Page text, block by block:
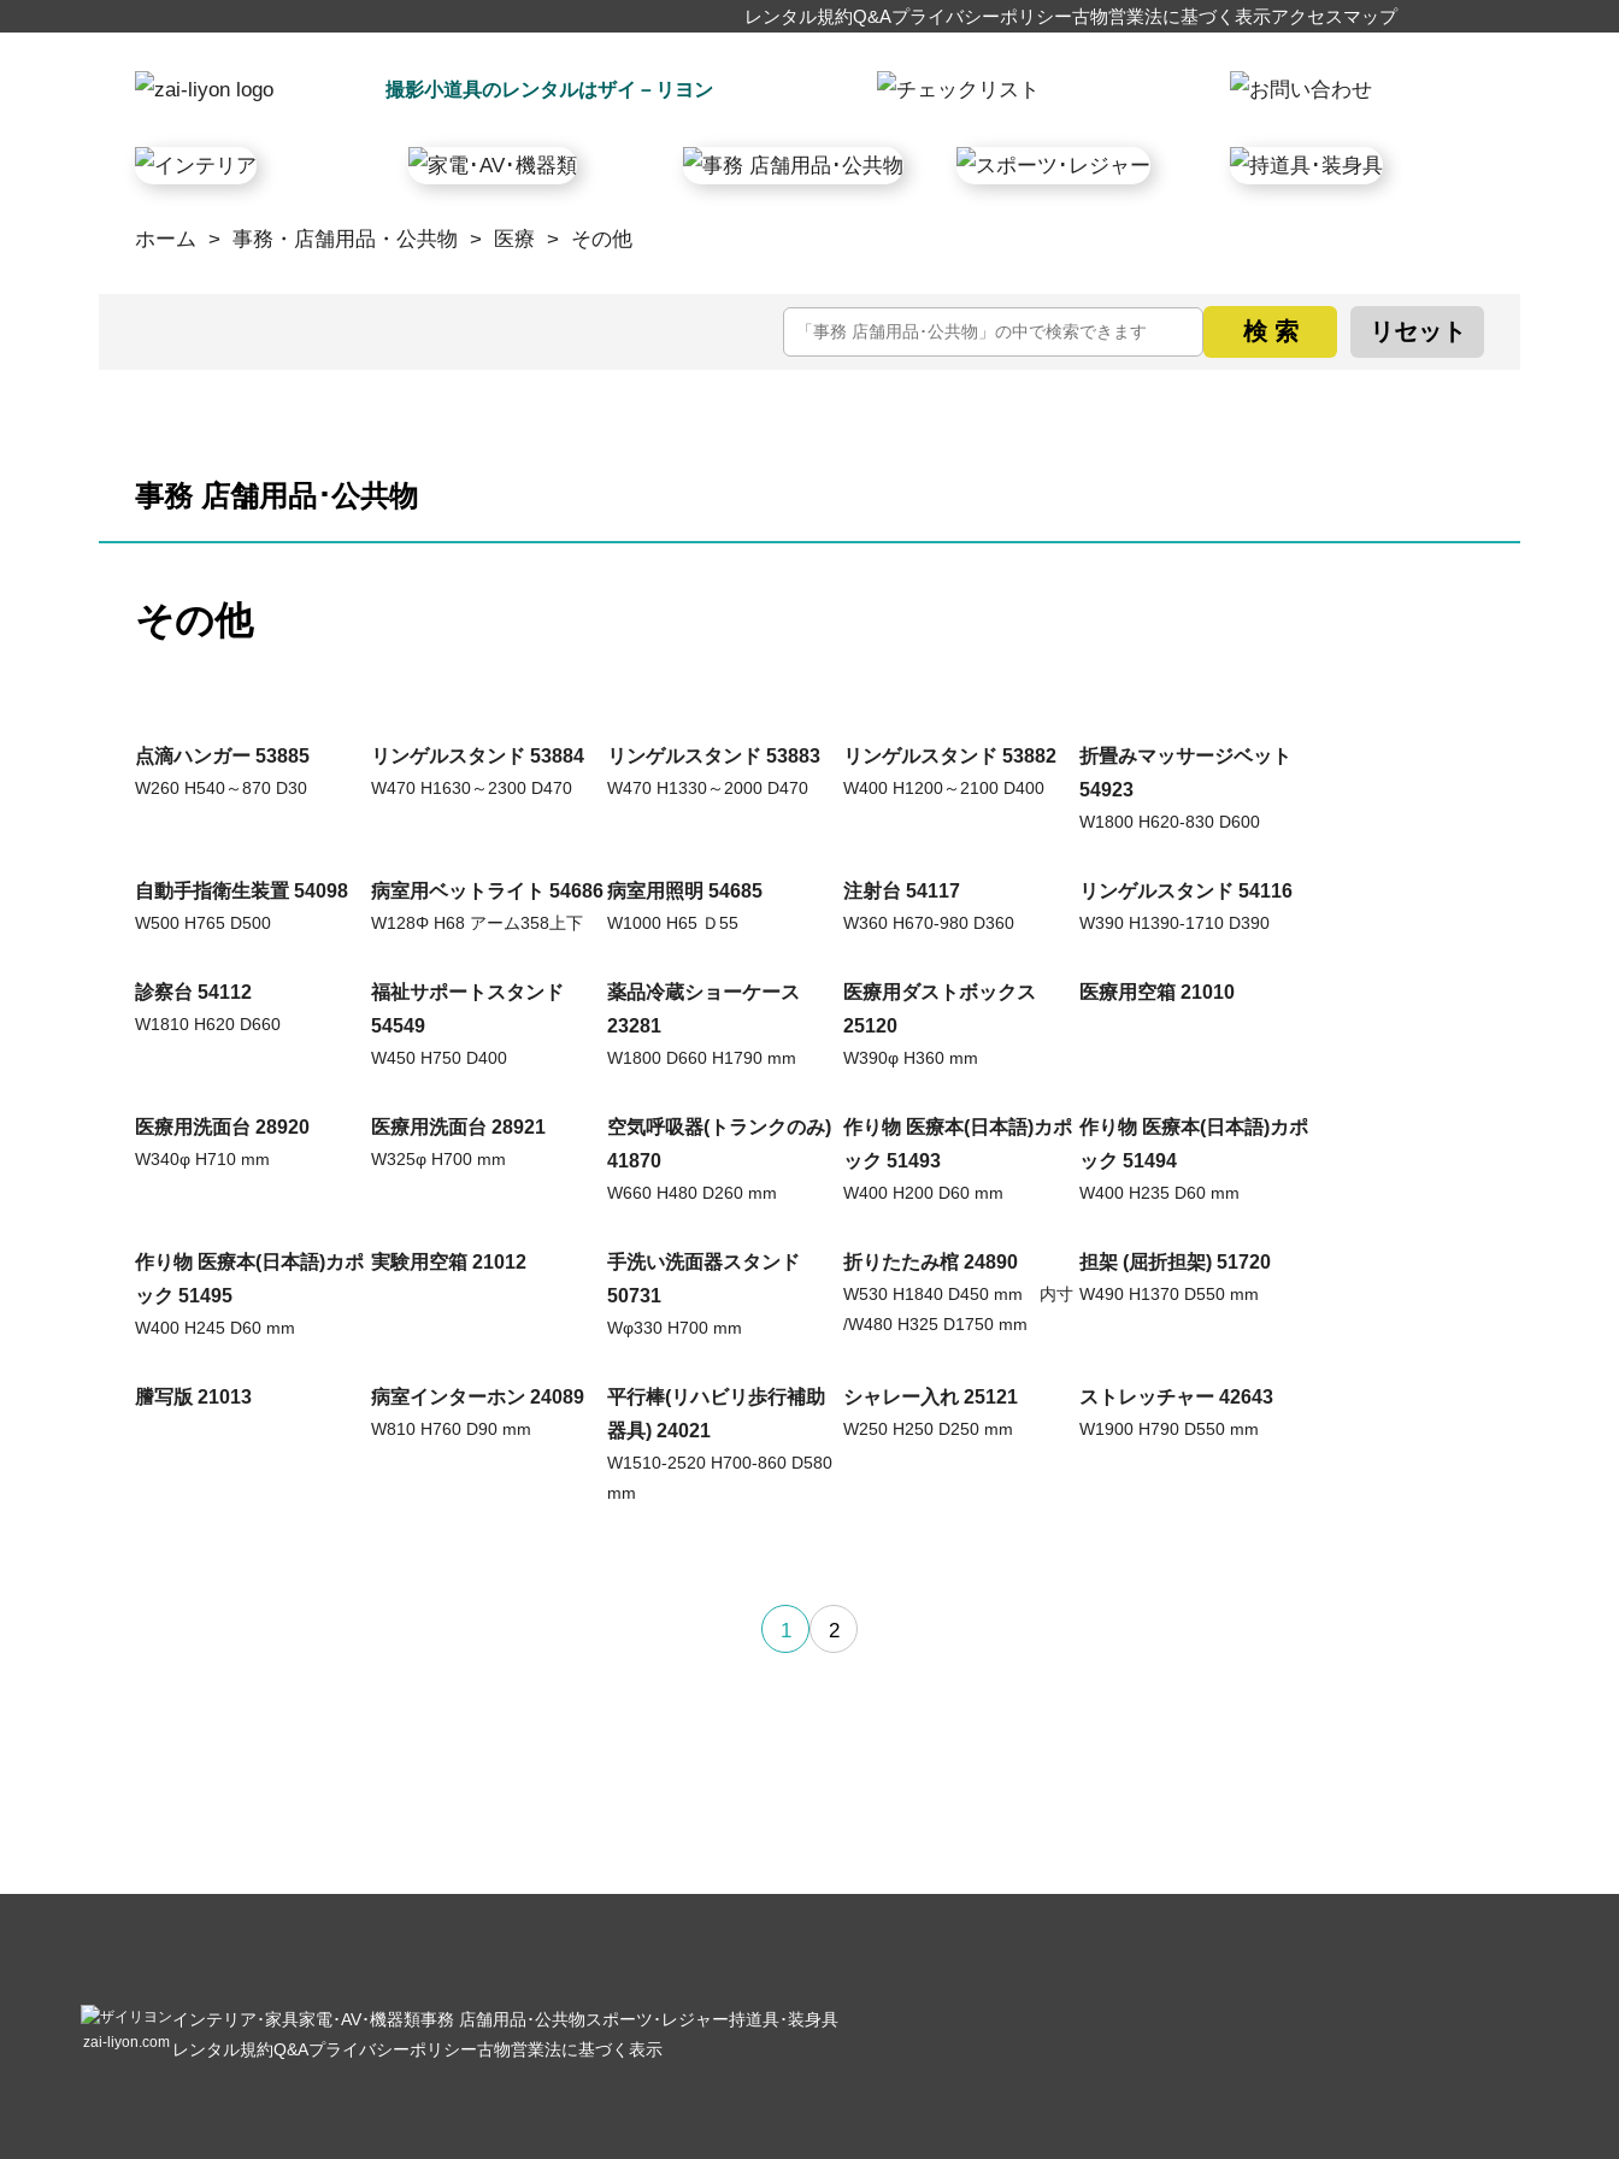
レンタル規約Q&Aプライバシーポリシー古物営業法に基づく表示アクセスマップ
撮影小道具のレンタルはザイ－リヨン
ホーム > 事務・店舗用品・公共物 > 医療 > その他
検 索 リセット
事務 店舗用品･公共物
その他
点滴ハンガー 53885
W260 H540～870 D30
リンゲルスタンド 53884
W470 H1630～2300 D470
リンゲルスタンド 53883
W470 H1330～2000 D470
リンゲルスタンド 53882
W400 H1200～2100 D400
折畳みマッサージベット
54923
W1800 H620-830 D600
自動手指衛生装置 54098
W500 H765 D500
病室用ベットライト 54686
W128Φ H68 アーム358上下
病室用照明 54685
W1000 H65 Ｄ55
注射台 54117
W360 H670-980 D360
リンゲルスタンド 54116
W390 H1390-1710 D390
診察台 54112
W1810 H620 D660
福祉サポートスタンド
54549
W450 H750 D400
薬品冷蔵ショーケース
23281
W1800 D660 H1790 mm
医療用ダストボックス
25120
W390φ H360 mm
医療用空箱 21010
医療用洗面台 28920
W340φ H710 mm
医療用洗面台 28921
W325φ H700 mm
空気呼吸器(トランクのみ)
41870
W660 H480 D260 mm
作り物 医療本(日本語)カポ
ック 51493
W400 H200 D60 mm
作り物 医療本(日本語)カポ
ック 51494
W400 H235 D60 mm
作り物 医療本(日本語)カポ
ック 51495
W400 H245 D60 mm
実験用空箱 21012
手洗い洗面器スタンド
50731
Wφ330 H700 mm
折りたたみ棺 24890
W530 H1840 D450 mm 内寸
/W480 H325 D1750 mm
担架 (屈折担架) 51720
W490 H1370 D550 mm
謄写版 21013 病室インターホン 24089
W810 H760 D90 mm
平行棒(リハビリ歩行補助
器具) 24021
W1510-2520 H700-860 D580
mm
シャレー入れ 25121
W250 H250 D250 mm
ストレッチャー 42643
W1900 H790 D550 mm
1 2
zai-liyon.com
インテリア･家具家電･AV･機器類事務 店舗用品･公共物スポーツ･レジャー持道具･装身具
レンタル規約Q&Aプライバシーポリシー古物営業法に基づく表示